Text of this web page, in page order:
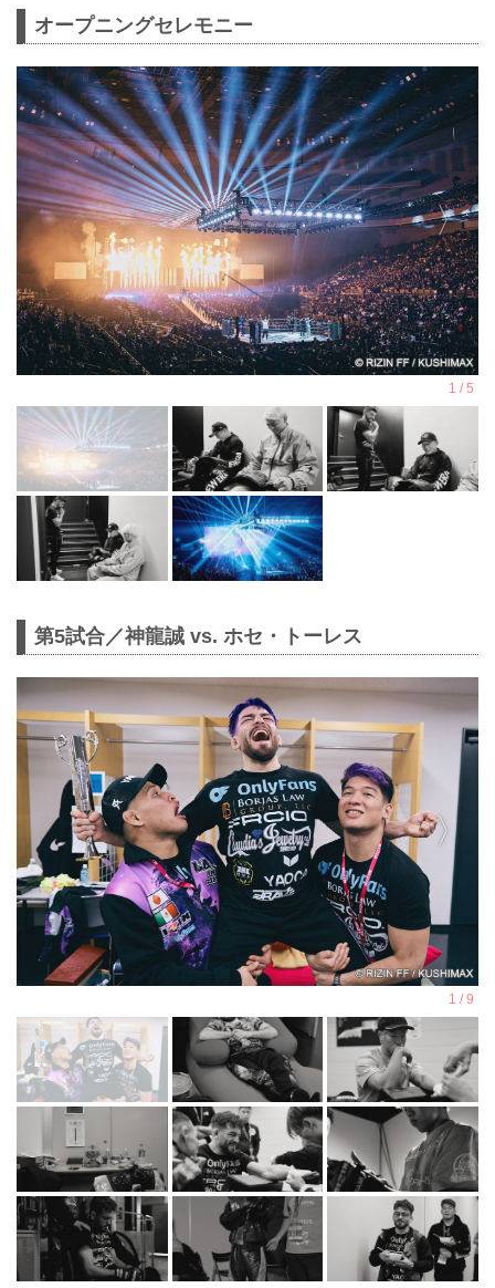
オープニングセレモニー
第5試合／神龍誠 vs. ホセ・トーレス